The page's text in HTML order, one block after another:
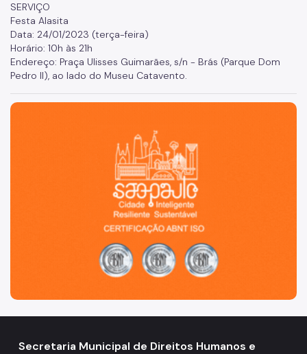
SERVIÇO
Festa Alasita
Data: 24/01/2023 (terça-feira)
Horário: 10h às 21h
Endereço: Praça Ulisses Guimarães, s/n - Brás (Parque Dom
Pedro II), ao lado do Museu Catavento.
São Paulo, cidade inteligente, resiliente e sustentável
Secretaria Municipal de Direitos Humanos e